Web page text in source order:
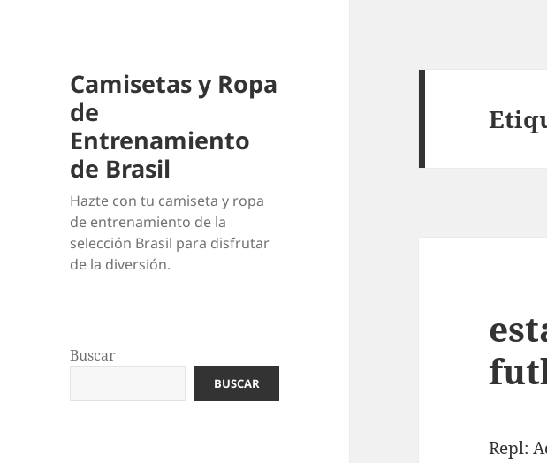
Camisetas y Ropa
de
Entrenamiento
de Brasil
Hazte con tu camiseta y ropa
de entrenamiento de la
selección Brasil para disfrutar
de la diversión.
Buscar
BUSCAR
Repl: